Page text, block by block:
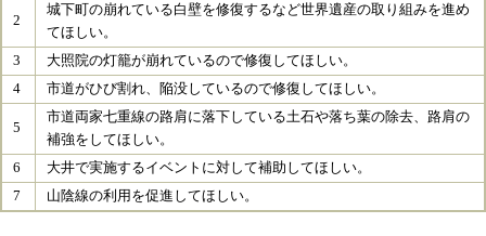
2
城下町の崩れている白壁を修復するなど​世界遺産の取り組みを進め
てほしい。
3
大照院の灯籠が崩れているので修復してほしい。
4
​市道がひび割れ、陥没しているので修復してほしい。
5
市道両家七重線の路肩に落下している土石や落ち葉の除去、路肩の
補強をしてほしい。​
6
大井で実施するイベントに対して補助してほしい。​
7
山陰線の利用を促進してほしい。​